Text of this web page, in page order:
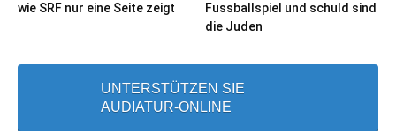
wie SRF nur eine Seite zeigt
Fussballspiel und schuld sind
die Juden
UNTERSTÜTZEN SIE
AUDIATUR-ONLINE